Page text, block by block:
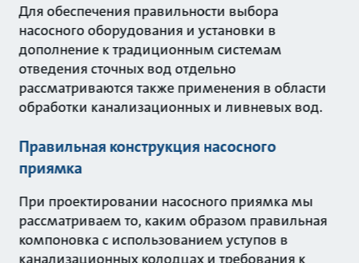
Для обеспечения правильности выбора
насосного оборудования и установки в
дополнение к традиционным системам
отведения сточных вод отдельно
рассматриваются также применения в области
обработки канализационных и ливневых вод.
Правильная конструкция насосного
приямка
При проектировании насосного приямка мы
рассматриваем то, каким образом правильная
компоновка с использованием уступов в
канализационных колодцах и требования к